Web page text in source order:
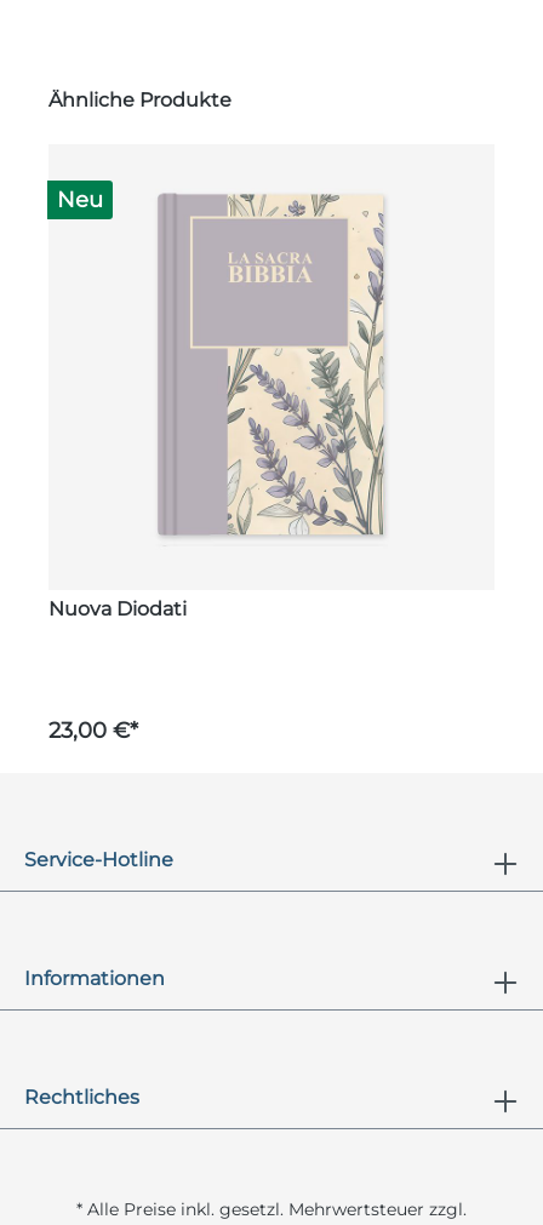
Produktgalerie überspringen
Ähnliche Produkte
Neu
Nuova Diodati
23,00 €*
Service-Hotline
Informationen
Rechtliches
* Alle Preise inkl. gesetzl. Mehrwertsteuer zzgl.